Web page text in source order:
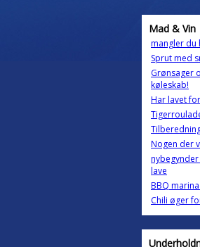
Mad & Vin
mangler du
Sprut med
Grønsager
køleskab!
Har lavet
Nogen der
lave
BBQ
Chili øger